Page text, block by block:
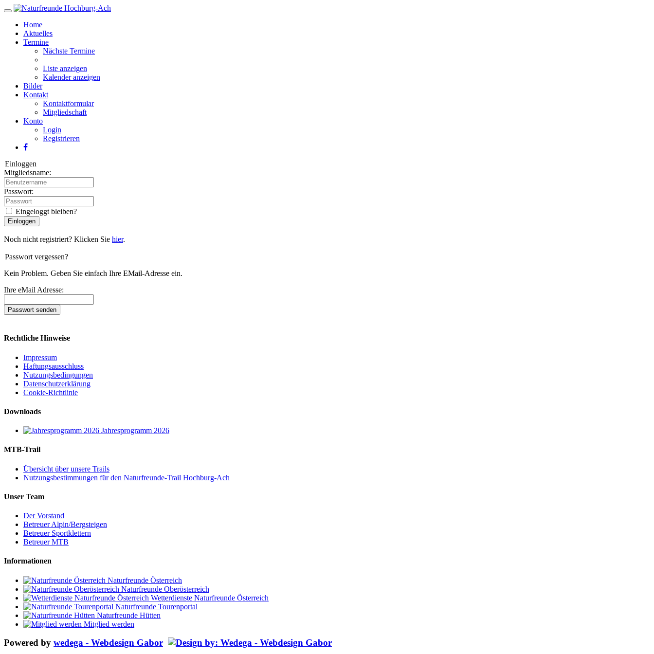
Home
Aktuelles
Termine
Nächste Termine
Liste anzeigen
Kalender anzeigen
Bilder
Kontakt
Kontaktformular
Mitgliedschaft
Konto
Login
Registrieren
Einloggen
Mitgliedsname:
Passwort:
Eingeloggt bleiben?
Einloggen
Noch nicht registriert? Klicken Sie hier.
Passwort vergessen?
Kein Problem. Geben Sie einfach Ihre EMail-Adresse ein.
Ihre eMail Adresse:
Passwort senden
Rechtliche Hinweise
Impressum
Haftungsausschluss
Nutzungsbedingungen
Datenschutzerklärung
Cookie-Richtlinie
Downloads
Jahresprogramm 2026
MTB-Trail
Übersicht über unsere Trails
Nutzungsbestimmungen für den Naturfreunde-Trail Hochburg-Ach
Unser Team
Der Vorstand
Betreuer Alpin/Bergsteigen
Betreuer Sportklettern
Betreuer MTB
Informationen
Naturfreunde Österreich
Naturfreunde Oberösterreich
Wetterdienste Naturfreunde Österreich
Naturfreunde Tourenportal
Naturfreunde Hütten
Mitglied werden
Powered by wedega - Webdesign Gabor